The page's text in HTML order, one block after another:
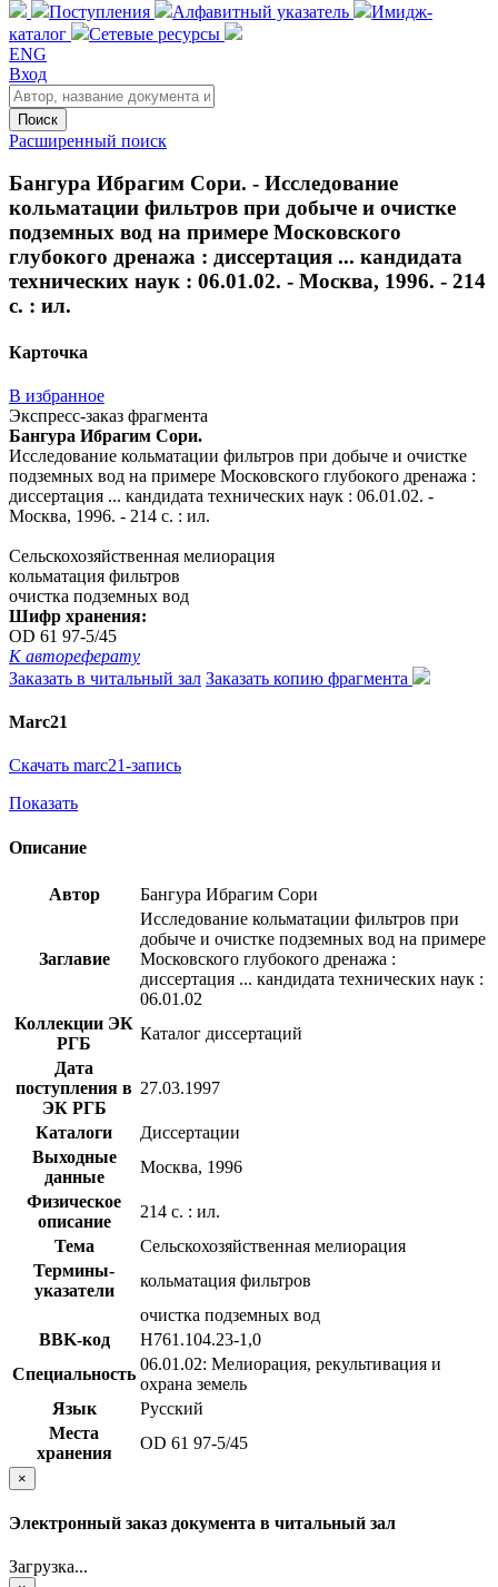
Поступления Алфавитный указатель
Имидж-
каталог
Сетевые ресурсы
ENG
Вход
Поиск
Расширенный поиск
Бангура Ибрагим Сори. - Исследование
кольматации фильтров при добыче и очистке
подземных вод на примере Московского
глубокого дренажа : диссертация ... кандидата
технических наук : 06.01.02. - Москва, 1996. - 214
с. : ил.
Карточка
В избранное
Экспресс-заказ фрагмента
Бангура Ибрагим Сори.
Исследование кольматации фильтров при добыче и очистке
подземных вод на примере Московского глубокого дренажа :
диссертация ... кандидата технических наук : 06.01.02. -
Москва, 1996. - 214 с. : ил.
Сельскохозяйственная мелиорация
кольматация фильтров
очистка подземных вод
Шифр хранения:
OD 61 97-5/45
К автореферату
Заказать в читальный зал Заказать копию фрагмента
Marc21
Скачать marc21-запись
Показать
Описание
Автор Бангура Ибрагим Сори
Заглавие
Исследование кольматации фильтров при
добыче и очистке подземных вод на примере
Московского глубокого дренажа :
диссертация ... кандидата технических наук :
06.01.02
Коллекции ЭК
РГБ
Каталог диссертаций
Дата
поступления в
ЭК РГБ
27.03.1997
Каталоги
Диссертации
Выходные
данные
Москва, 1996
Физическое
описание
214 с. : ил.
Тема
Сельскохозяйственная мелиорация
Термины-
указатели
кольматация фильтров
очистка подземных вод
BBK-код
Н761.104.23-1,0
Специальность
06.01.02: Мелиорация, рекультивация и
охрана земель
Язык
Русский
Места
хранения
OD 61 97-5/45
×
Электронный заказ документа в читальный зал
Загрузка...